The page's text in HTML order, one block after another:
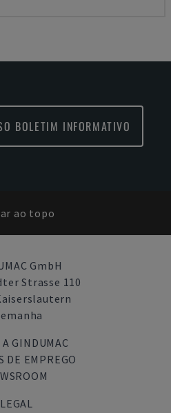
BOLETIM INFORMATIVO
ao topo
GmbH
Strasse 110
GINDUMAC
DE EMPREGO
LEGAL